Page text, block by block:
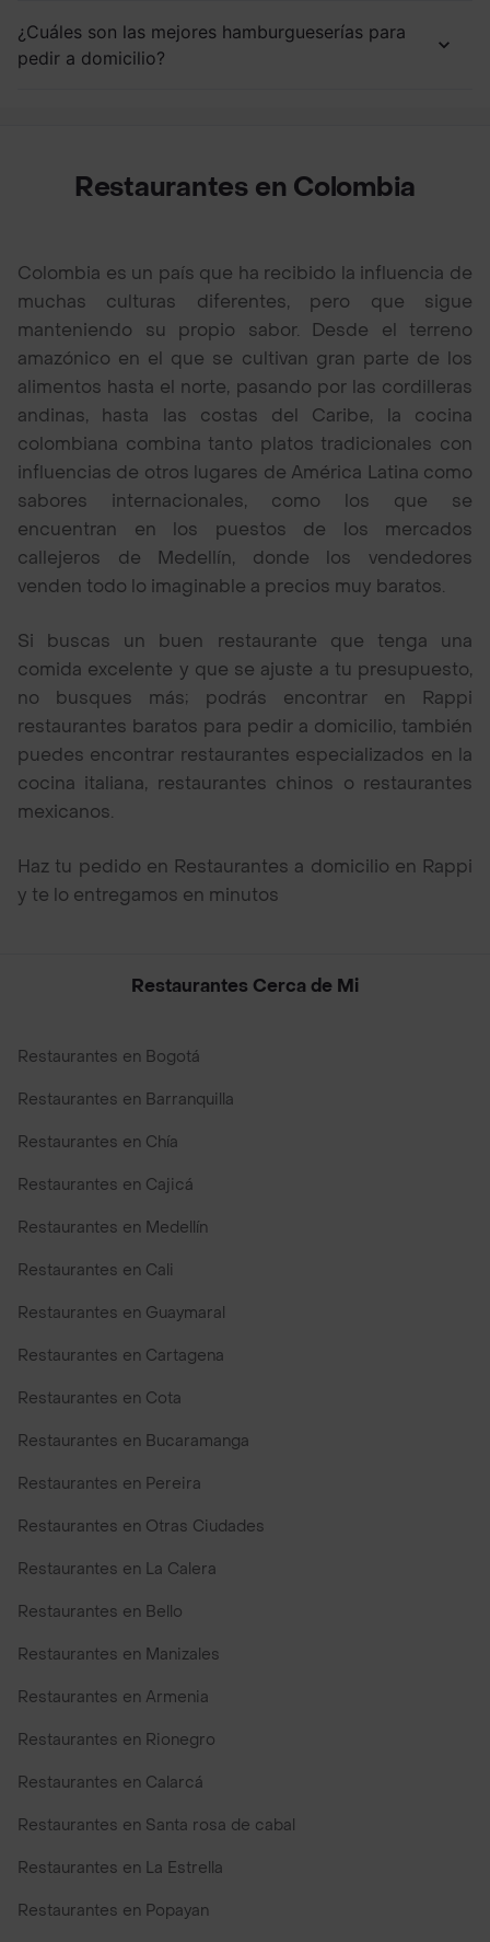
¿Cuáles son las mejores hamburgueserías para
pedir a domicilio?
Restaurantes en Colombia
Colombia es un país que ha recibido la influencia de
muchas culturas diferentes, pero que sigue
manteniendo su propio sabor. Desde el terreno
amazónico en el que se cultivan gran parte de los
alimentos hasta el norte, pasando por las cordilleras
andinas, hasta las costas del Caribe, la cocina
colombiana combina tanto platos tradicionales con
influencias de otros lugares de América Latina como
sabores internacionales, como los que se
encuentran en los puestos de los mercados
callejeros de Medellín, donde los vendedores
venden todo lo imaginable a precios muy baratos.
Si buscas un buen restaurante que tenga una
comida excelente y que se ajuste a tu presupuesto,
no busques más; podrás encontrar en Rappi
restaurantes baratos para pedir a domicilio, también
puedes encontrar restaurantes especializados en la
cocina italiana, restaurantes chinos o restaurantes
mexicanos.
Haz tu pedido en Restaurantes a domicilio en Rappi
y te lo entregamos en minutos
Restaurantes Cerca de Mi
Restaurantes en Bogotá
Restaurantes en Barranquilla
Restaurantes en Chía
Restaurantes en Cajicá
Restaurantes en Medellín
Restaurantes en Cali
Restaurantes en Guaymaral
Restaurantes en Cartagena
Restaurantes en Cota
Restaurantes en Bucaramanga
Restaurantes en Pereira
Restaurantes en Otras Ciudades
Restaurantes en La Calera
Restaurantes en Bello
Restaurantes en Manizales
Restaurantes en Armenia
Restaurantes en Rionegro
Restaurantes en Calarcá
Restaurantes en Santa rosa de cabal
Restaurantes en La Estrella
Restaurantes en Popayan